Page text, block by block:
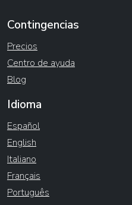
Contingencias
Precios
Centro de ayuda
Blog
Idioma
Español
English
Italiano
Français
Português